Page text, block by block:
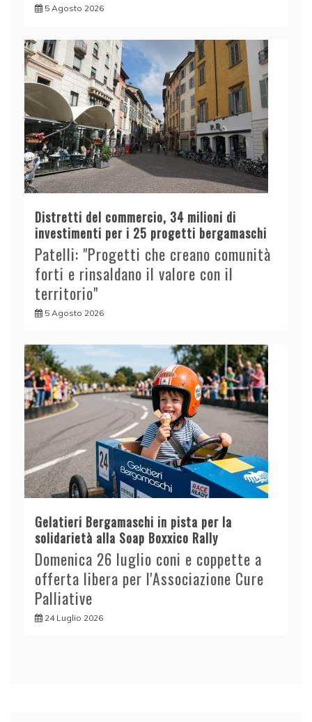
5 Agosto 2026
Distretti del commercio, 34 milioni di
investimenti per i 25 progetti bergamaschi
Patelli: "Progetti che creano comunità
forti e rinsaldano il valore con il
territorio"
5 Agosto 2026
Gelatieri Bergamaschi in pista per la
solidarietà alla Soap Boxxico Rally
Domenica 26 luglio coni e coppette a
offerta libera per l'Associazione Cure
Palliative
24 Luglio 2026